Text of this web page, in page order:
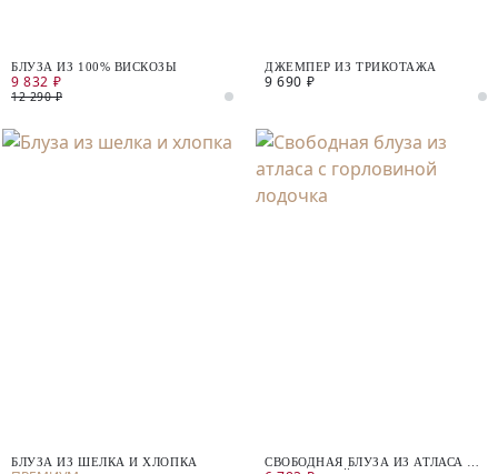
БЛУЗА ИЗ 100% ВИСКОЗЫ
9 832 ₽
12 290 ₽
ДЖЕМПЕР ИЗ ТРИКОТАЖА
9 690 ₽
БЛУЗА ИЗ ШЕЛКА И ХЛОПКА
СВОБОДНАЯ БЛУЗА ИЗ АТЛАСА С